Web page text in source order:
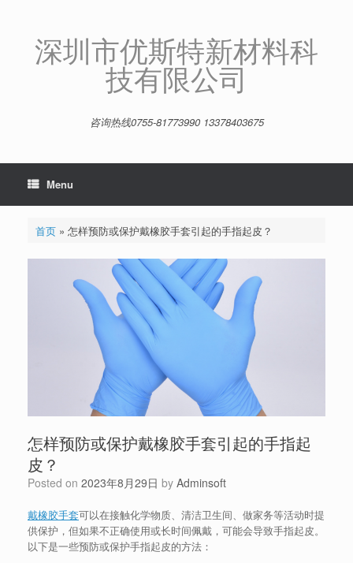
深圳市优斯特新材料科
技有限公司
咨询热线0755-81773990 13378403675
Menu
首页» 怎样预防或保护戴橡胶手套引起的手指起皮？
怎样预防或保护戴橡胶手套引起的手指起
皮？
Posted on 2023年8月29日 by Adminsoft
戴橡胶手套可以在接触化学物质、清洁卫生间、做家务等活动时提
供保护，但如果不正确使用或长时间佩戴，可能会导致手指起皮。
以下是一些预防或保护手指起皮的方法：